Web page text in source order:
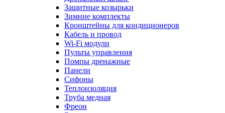
Защитные козырьки
Зимние комплекты
Кронштейны для кондиционеров
Кабель и провод
Wi-Fi модули
Пульты управления
Помпы дренажные
Панели
Сифоны
Теплоизоляция
Труба медная
Фреон